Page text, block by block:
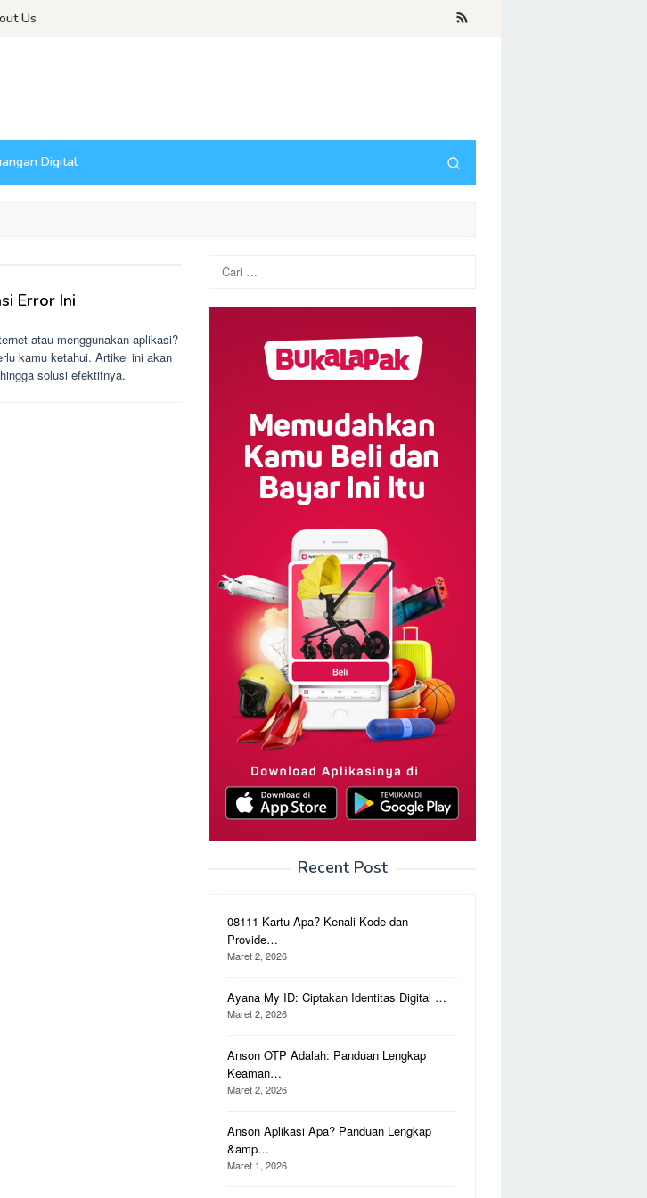
Us
Digital
Error Ini
atau menggunakan aplikasi?
kamu ketahui. Artikel ini akan
solusi efektifnya.
Cari
untuk:
Recent Post
08111 Kartu Apa? Kenali Kode dan
Provide…
Maret 2, 2026
Ayana My ID: Ciptakan Identitas Digital …
Maret 2, 2026
Anson OTP Adalah: Panduan Lengkap
Keaman…
Maret 2, 2026
Anson Aplikasi Apa? Panduan Lengkap
&amp…
Maret 1, 2026